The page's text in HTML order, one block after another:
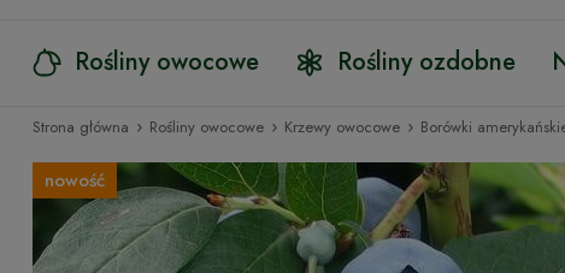
Rośliny owocowe Rośliny ozdobne
Strona główna › Rośliny owocowe › Krzewy owocowe › Borówki
nowość